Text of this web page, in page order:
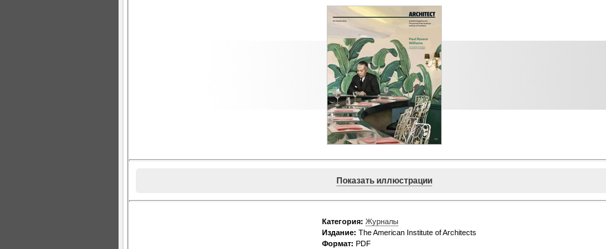
Показать иллюстрации
Категория: Журналы
Издание: The American Institute of Architects
Формат: PDF